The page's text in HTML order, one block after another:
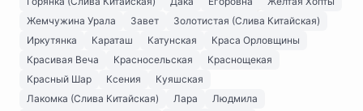
Жемчужина Урала
Завет
Золотистая (Слива Китайская)
Иркутянка
Караташ Катунская
Краса Орловщины
Красивая Веча
Красносельская
Краснощекая
Красный Шар
Ксения
Куяшская
Лакомка (Слива Китайская)
Лара
Людмила